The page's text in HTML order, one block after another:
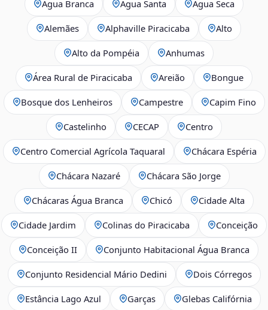
Água Branca Água Santa Água Seca
Alemães Alphaville Piracicaba Alto
Alto da Pompéia Anhumas
Área Rural de Piracicaba Areião Bongue
Bosque dos Lenheiros Campestre Capim Fino
Castelinho CECAP Centro
Centro Comercial Agrícola Taquaral Chácara Espéria
Chácara Nazaré Chácara São Jorge
Chácaras Água Branca Chicó Cidade Alta
Cidade Jardim Colinas do Piracicaba Conceição
Conceição II Conjunto Habitacional Água Branca
Conjunto Residencial Mário Dedini Dois Córregos
Estância Lago Azul Garças Glebas Califórnia